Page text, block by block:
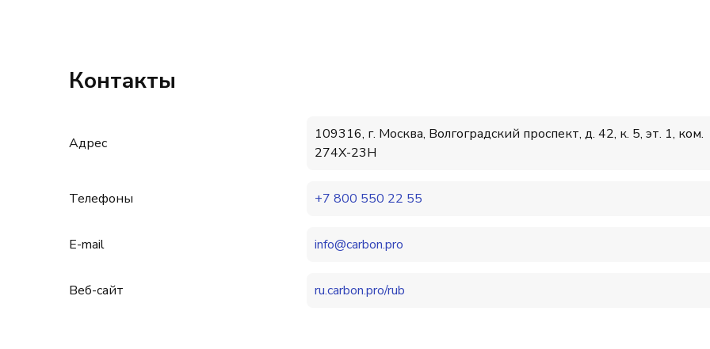
Контакты
Адрес
109316, г. Москва, Волгоградский проспект, д. 42, к. 5, эт. 1, ком.
274X-23H
Телефоны +7 800 550 22 55
E-mail info@carbon.pro
Веб-сайт ru.carbon.pro/rub